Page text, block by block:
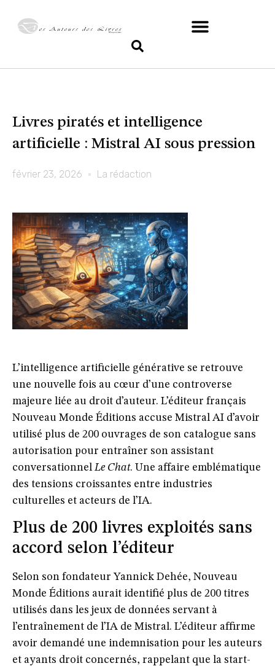
Livres piratés et intelligence
artificielle : Mistral AI sous pression
février 23, 2026 La rédaction
L’intelligence artificielle générative se retrouve
une nouvelle fois au cœur d’une controverse
majeure liée au droit d’auteur. L’éditeur français
Nouveau Monde Éditions accuse Mistral AI d’avoir
utilisé plus de 200 ouvrages de son catalogue sans
autorisation pour entraîner son assistant
conversationnelLe Chat. Une affaire emblématique
des tensions croissantes entre industries
culturelles et acteurs de l’IA.
Plus de 200 livres exploités sans
accord selon l’éditeur
Selon son fondateurYannick Dehée, Nouveau
Monde Éditions aurait identifié plus de 200 titres
utilisés dans les jeux de données servant à
l’entraînement de l’IA de Mistral. L’éditeur affirme
avoir demandé une indemnisation pour les auteurs
et ayants droit concernés, rappelant que la start-